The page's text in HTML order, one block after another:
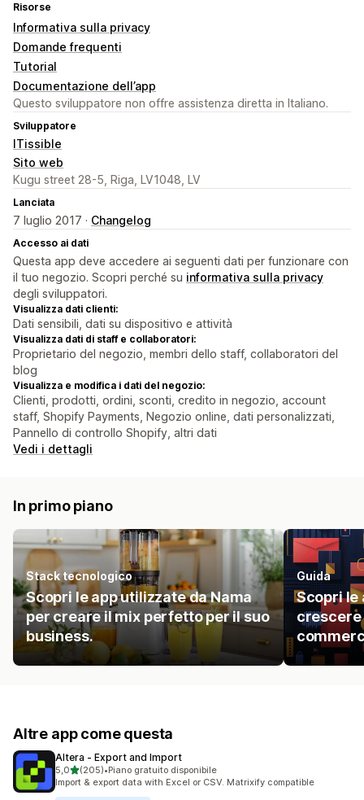
Risorse
Informativa sulla privacy
Domande frequenti
Tutorial
Documentazione dell’app
Questo sviluppatore non offre assistenza diretta in Italiano.
Sviluppatore
ITissible
Sito web
Kugu street 28-5, Riga, LV1048, LV
Lanciata
7 luglio 2017 · Changelog
Accesso ai dati
Questa app deve accedere ai seguenti dati per funzionare con
il tuo negozio. Scopri perché su informativa sulla privacy
degli sviluppatori.
Visualizza dati clienti:
Dati sensibili, dati su dispositivo e attività
Visualizza dati di staff e collaboratori:
Proprietario del negozio, membri dello staff, collaboratori del
blog
Visualizza e modifica i dati del negozio:
Clienti, prodotti, ordini, sconti, credito in negozio, account
staff, Shopify Payments, Negozio online, dati personalizzati,
Pannello di controllo Shopify, altri dati
Vedi i dettagli
In primo piano
Stack tecnologico
Scopri le app utilizzate da Nama
per creare il mix perfetto per il suo
business.
Guida
Scopri le
Altre app come questa
Altera ‑ Export and Import
5,0stelle su 5
(205)
205 recensioni totali
•Piano gratuito disponibile
Import & export data with Excel or CSV. Matrixify compatible